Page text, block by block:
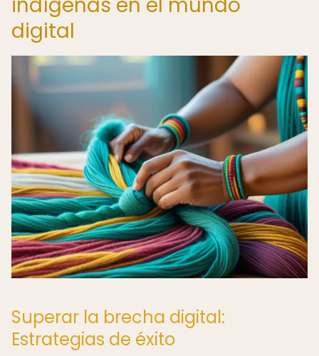
digital
Superar la brecha digital:
Estrategias de éxito